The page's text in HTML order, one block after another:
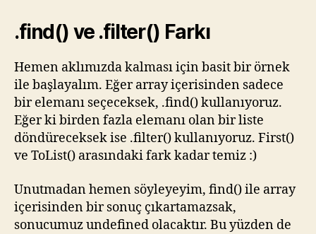
.find() ve .filter() Farkı
Hemen aklımızda kalması için basit bir örnek
ile başlayalım. Eğer array içerisinden sadece
bir elemanı seçeceksek, .find() kullanıyoruz.
Eğer ki birden fazla elemanı olan bir liste
döndüreceksek ise .filter() kullanıyoruz. First()
ve ToList() arasındaki fark kadar temiz :)
Unutmadan hemen söyleyeyim, find() ile array
içerisinden bir sonuç çıkartamazsak,
sonucumuz undefined olacaktır. Bu yüzden de